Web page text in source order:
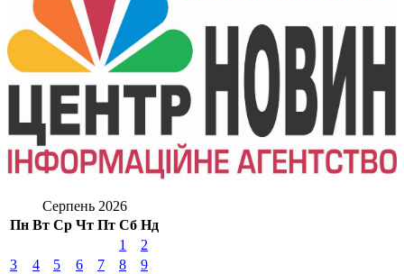
Серпень 2026
Пн Вт Ср Чт Пт Сб Нд
1
2
3
4 5 6 7 8 9